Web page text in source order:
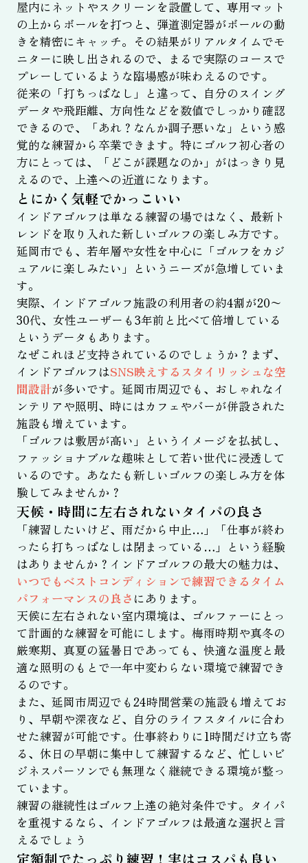
屋内にネットやスクリーンを設置して、専用マット
の上からボールを打つと、弾道測定器がボールの動
きを精密にキャッチ。その結果がリアルタイムでモ
ニターに映し出されるので、まるで実際のコースで
プレーしているような臨場感が味わえるのです。
従来の「打ちっぱなし」と違って、自分のスイング
データや飛距離、方向性などを数値でしっかり確認
できるので、「あれ？なんか調子悪いな」という感
覚的な練習から卒業できます。特にゴルフ初心者の
方にとっては、「どこが課題なのか」がはっきり見
えるので、上達への近道になります。
とにかく気軽でかっこいい
インドアゴルフは単なる練習の場ではなく、最新ト
レンドを取り入れた新しいゴルフの楽しみ方です。
延岡市でも、若年層や女性を中心に「ゴルフをカジ
ュアルに楽しみたい」というニーズが急増していま
す。
実際、インドアゴルフ施設の利用者の約4割が20〜
30代、女性ユーザーも3年前と比べて倍増している
というデータもあります。
なぜこれほど支持されているのでしょうか？まず、
インドアゴルフはSNS映えするスタイリッシュな空
間設計が多いです。延岡市周辺でも、おしゃれなイ
ンテリアや照明、時にはカフェやバーが併設された
施設も増えています。
「ゴルフは敷居が高い」というイメージを払拭し、
ファッショナブルな趣味として若い世代に浸透して
いるのです。あなたも新しいゴルフの楽しみ方を体
験してみませんか？
天候・時間に左右されないタイパの良さ
「練習したいけど、雨だから中止…」「仕事が終わ
ったら打ちっぱなしは閉まっている…」という経験
はありませんか？インドアゴルフの最大の魅力は、
いつでもベストコンディションで練習できるタイム
パフォーマンスの良さ にあります。
天候に左右されない室内環境は、ゴルファーにとっ
て計画的な練習を可能にします。梅雨時期や真冬の
厳寒期、真夏の猛暑日であっても、快適な温度と最
適な照明のもとで一年中変わらない環境で練習でき
るのです。
また、延岡市周辺でも24時間営業の施設も増えてお
り、早朝や深夜など、自分のライフスタイルに合わ
せた練習が可能です。仕事終わりに1時間だけ立ち寄
る、休日の早朝に集中して練習するなど、忙しいビ
ジネスパーソンでも無理なく継続できる環境が整っ
ています。
練習の継続性はゴルフ上達の絶対条件です。タイパ
を重視するなら、インドアゴルフは最適な選択と言
えるでしょう
定額制でたっぷり練習！実はコスパも良い